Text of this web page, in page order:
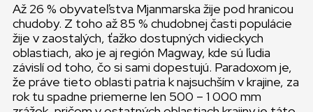
Až 26 % obyvateľstva Mjanmarska žije pod hranicou
chudoby. Z toho až 85 % chudobnej časti populácie
žije v zaostalých, ťažko dostupných vidieckych
oblastiach, ako je aj región Magway, kde sú ľudia
závislí od toho, čo si sami dopestujú. Paradoxom je,
že práve tieto oblasti patria k najsuchším v krajine, za
rok tu spadne priemerne len 500 – 1 000 mm